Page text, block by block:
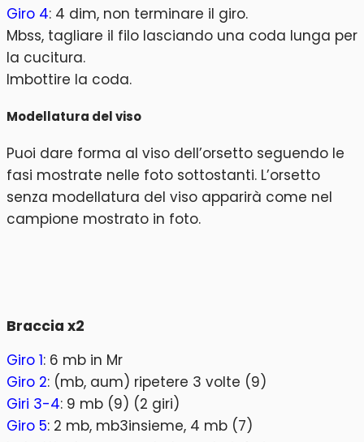
Giro 4: 4 dim, non terminare il giro.
Mbss, tagliare il filo lasciando una coda lunga per
la cucitura.
Imbottire la coda.
Modellatura del viso
Puoi dare forma al viso dell’orsetto seguendo le
fasi mostrate nelle foto sottostanti. L’orsetto
senza modellatura del viso apparirà come nel
campione mostrato in foto.
Braccia x2
Giro 1: 6 mb in Mr
Giro 2: (mb, aum) ripetere 3 volte (9)
Giri 3-4: 9 mb (9) (2 giri)
Giro 5: 2 mb, mb3insieme, 4 mb (7)